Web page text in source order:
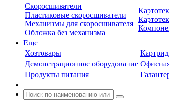
Скоросшиватели
Пластиковые скоросшиватели
Механизмы для скоросшивателя
Обложка без механизма
Еще
Хозтовары
Демонстрационное оборудование
Продукты питания